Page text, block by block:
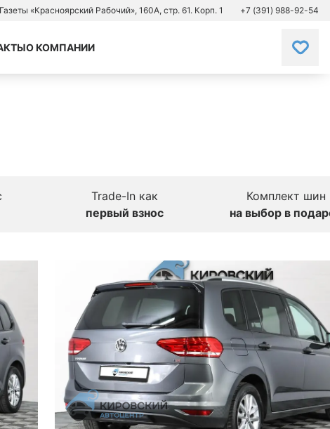
«Красноярский Рабочий», 160А, стр. 61. Корп. 1 +7 (391) 988-92-54
О КОМПАНИИ
Trade-In как
первый взнос
Комплект шин
на выбор в